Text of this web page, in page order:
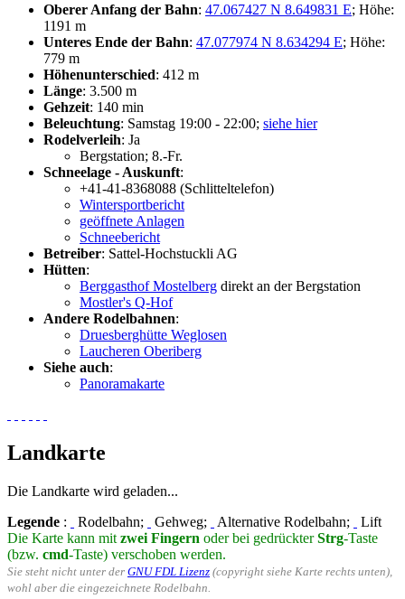
Oberer Anfang der Bahn: 47.067427 N 8.649831 E; Höhe:
1191 m
Unteres Ende der Bahn: 47.077974 N 8.634294 E; Höhe:
779 m
Höhenunterschied: 412 m
Länge: 3.500 m
Gehzeit: 140 min
Beleuchtung: Samstag 19:00 - 22:00; siehe hier
Rodelverleih: Ja
Bergstation; 8.-Fr.
Schneelage - Auskunft:
+41-41-8368088 (Schlitteltelefon)
Wintersportbericht
geöffnete Anlagen
Schneebericht
Betreiber: Sattel-Hochstuckli AG
Hütten:
Berggasthof Mostelberg direkt an der Bergstation
Mostler's Q-Hof
Andere Rodelbahnen:
Druesberghütte Weglosen
Laucheren Oberiberg
Siehe auch:
Panoramakarte
Landkarte
Die Landkarte wird geladen...
Legende : Rodelbahn; Gehweg; Alternative Rodelbahn;
Lift
Die Karte kann mit zwei Fingern oder bei gedrückterStrg-Taste
(bzw. cmd-Taste) verschoben werden.
Sie steht nicht unter der GNU FDL Lizenz (copyright siehe Karte rechts unten),
wohl aber die eingezeichnete Rodelbahn.